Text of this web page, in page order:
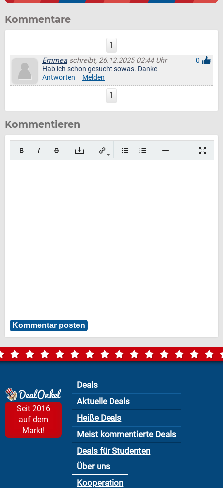
Kommentare
1
Emmea schreibt, 26.12.2025 02:44 Uhr
0
Hab ich schon gesucht sowas. Danke
Antworten
Melden
1
Kommentieren
Seit 2016
auf dem
Markt!
Deals
Aktuelle Deals
Heiße Deals
Meist kommentierte Deals
Deals für Studenten
Über uns
Kooperation